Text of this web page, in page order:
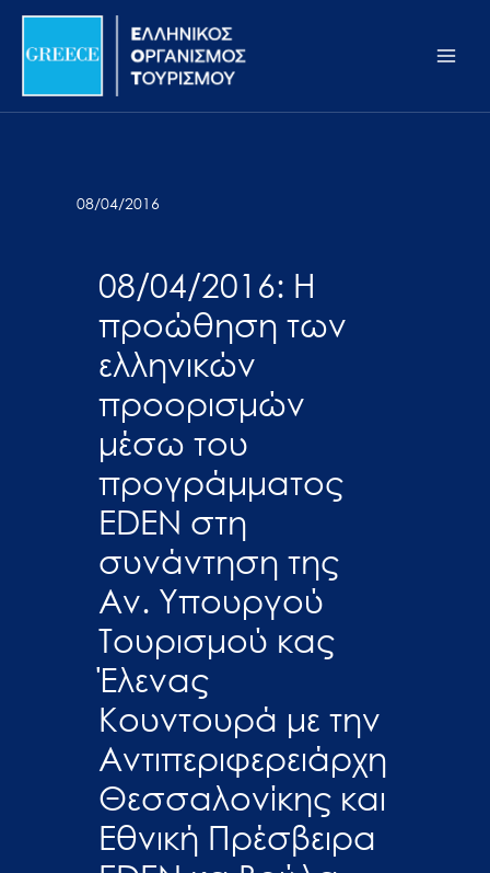
Σημείωση:
ιστότοπος
προσβασιμότητας.
Μετάβαση
περιεχόμενο
08/04/2016
08/04/2016: Η
προώθηση των
ελληνικών
προορισμών
μέσω του
προγράμματος
EDEN στη
συνάντηση της
Αν. Υπουργού
Τουρισμού κας
Έλενας
Κουντουρά με την
Αντιπεριφερειάρχη
Θεσσαλονίκης και
Εθνική Πρέσβειρα